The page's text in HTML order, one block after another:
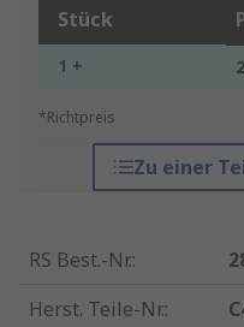
Stück
1 +
*Richtpreis
Zu einer
RS Best.-Nr.:
Herst. Teile-Nr.: